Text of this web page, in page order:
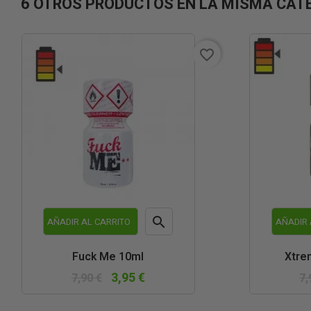
6 OTROS PRODUCTOS EN LA MISMA
AÑADIR AL CARRITO 
Fuck Me 10ml
3,95 €
favorite_border
AÑADIR